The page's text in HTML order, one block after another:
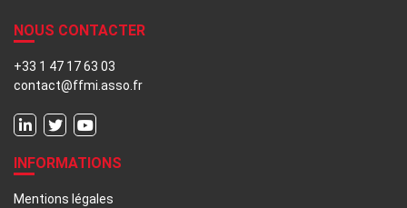
NOUS CONTACTER
+33 1 47 17 63 03
contact@ffmi.asso.fr
INFORMATIONS
Mentions légales